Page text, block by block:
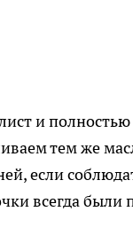
и
тем же
если
всегда были